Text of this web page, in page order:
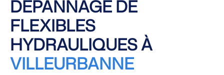
DÉPANNAGE DE
FLEXIBLES
HYDRAULIQUES À
VILLEURBANNE